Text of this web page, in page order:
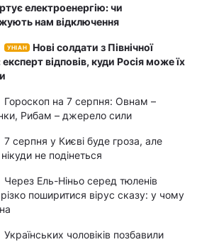
електроенергію: чи
нам відключення
УНІАН
Нові солдати з Північної
експерт відповів, куди Росія може їх
Гороскоп на 7 серпня: Овнам –
Рибам – джерело сили
7 серпня у Києві буде гроза, але
не подінеться
Через Ель-Ніньо серед тюленів
поширитися вірус сказу: у чому
Українських чоловіків позбавили